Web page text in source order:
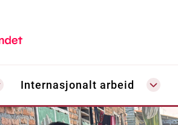
Internasjonalt arbeid